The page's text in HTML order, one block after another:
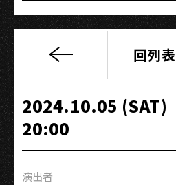
愛
狂
喜、
歡
愉
回列表
2024.10.05 (SAT)
20:00
演出者